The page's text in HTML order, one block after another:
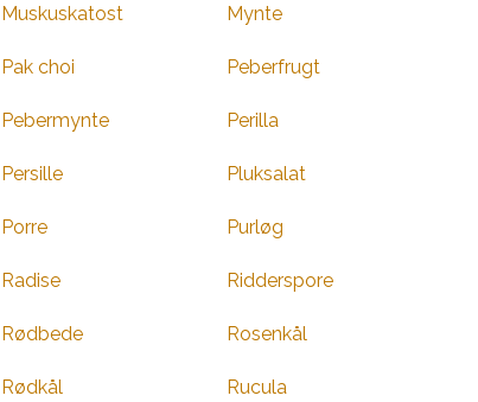
Muskuskatost Mynte
Pak choi Peberfrugt
Pebermynte Perilla
Persille Pluksalat
Porre Purløg
Radise Ridderspore
Rødbede Rosenkål
Rødkål Rucula